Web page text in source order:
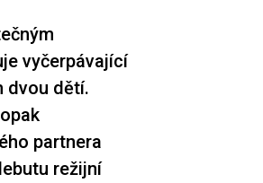
vyčerpávající
dvou dětí.
partnera
režijní